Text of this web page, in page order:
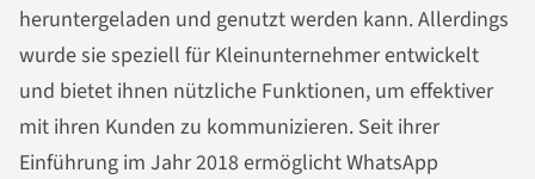
heruntergeladen und genutzt werden kann. Allerdings
wurde sie speziell für Kleinunternehmer entwickelt
und bietet ihnen nützliche Funktionen, um effektiver
mit ihren Kunden zu kommunizieren. Seit ihrer
Einführung im Jahr 2018 ermöglicht WhatsApp